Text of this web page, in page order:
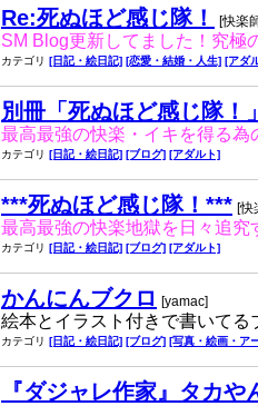
Re:死ぬほど感じ隊！ [快楽
SM Blog更新してました！究極
カテゴリ [日記・絵日記] [恋愛・結婚・人生] [アダ
別冊「死ぬほど感じ隊！
最高最強の快楽・イキを得る
カテゴリ [日記・絵日記] [ブログ] [アダルト]
***死ぬほど感じ隊！*** [快
最高最強の快楽地獄を日々追
カテゴリ [日記・絵日記] [ブログ] [アダルト]
かんにんブクロ [yamac]
絵本とイラスト付きで書いて
カテゴリ [日記・絵日記] [ブログ] [写真・絵画・ア
『ダジャレ作家』タカ